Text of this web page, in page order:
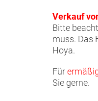
Verkauf
Bitte
muss. Das
Hoya.
Für
Sie gerne.